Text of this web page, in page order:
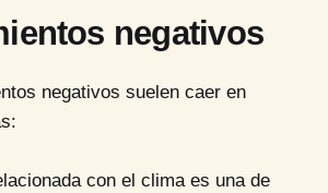
negativos
negativos suelen caer en
con el clima es una de